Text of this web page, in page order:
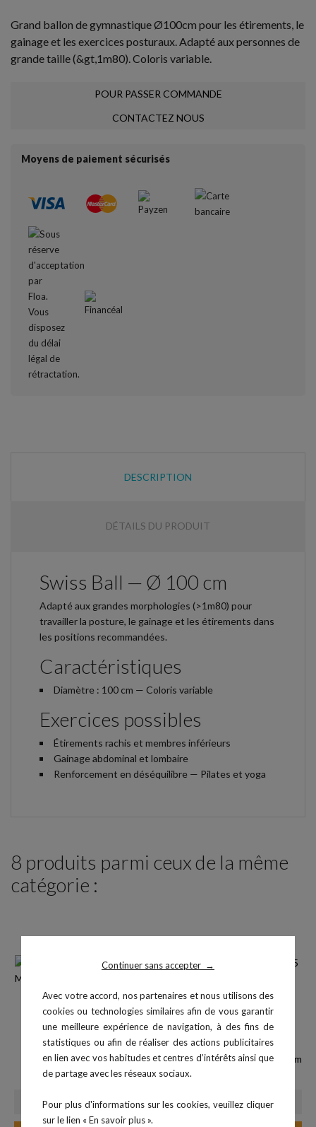
Continuer sans accepter →
Avec votre accord, nos partenaires et nous utilisons des
cookies ou technologies similaires afin de vous garantir
une meilleure expérience de navigation, à des fins de
statistiques ou afin de réaliser des actions publicitaires
en lien avec vos habitudes et centres d’intérêts ainsi que
de partage avec les réseaux sociaux.
Pour plus d'informations sur les cookies, veuillez cliquer
sur le lien « En savoir plus ».
Grand ballon de gymnastique Ø100cm pour les étirements, le
gainage et les exercices posturaux. Adapté aux personnes de
grande taille (&gt,1m80). Coloris variable.
POUR PASSER COMMANDE
CONTACTEZ NOUS
Moyens de paiement sécurisés
DESCRIPTION
DÉTAILS DU PRODUIT
Swiss Ball — Ø 100 cm
Adapté aux grandes morphologies (>1m80) pour
travailler la posture, le gainage et les étirements dans
les positions recommandées.
Caractéristiques
Diamètre : 100 cm — Coloris variable
Exercices possibles
Étirements rachis et membres inférieurs
Gainage abdominal et lombaire
Renforcement en déséquilibre — Pilates et yoga
8 produits parmi ceux de la même
catégorie :
Sit Fit 33 cm
Prix
34,90 €
Ballon pour étirements Ø 65 cm